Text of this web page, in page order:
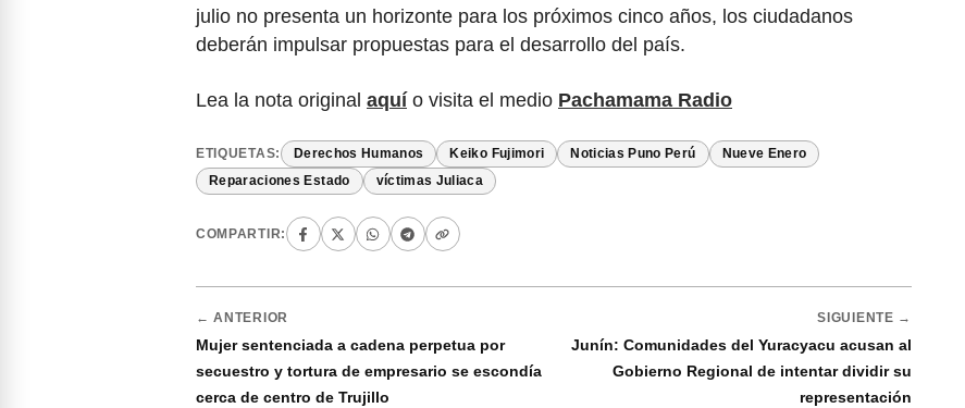
julio no presenta un horizonte para los próximos cinco años, los ciudadanos
deberán impulsar propuestas para el desarrollo del país.
Lea la nota original aquío visita el medio Pachamama Radio
ETIQUETAS: Derechos Humanos Keiko Fujimori Noticias Puno Perú Nueve Enero
Reparaciones Estado víctimas Juliaca
COMPARTIR:
← ANTERIOR
Mujer sentenciada a cadena perpetua por
secuestro y tortura de empresario se escondía
cerca de centro de Trujillo
SIGUIENTE →
Junín: Comunidades del Yuracyacu acusan al
Gobierno Regional de intentar dividir su
representación